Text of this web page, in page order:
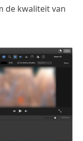
de kwaliteit van